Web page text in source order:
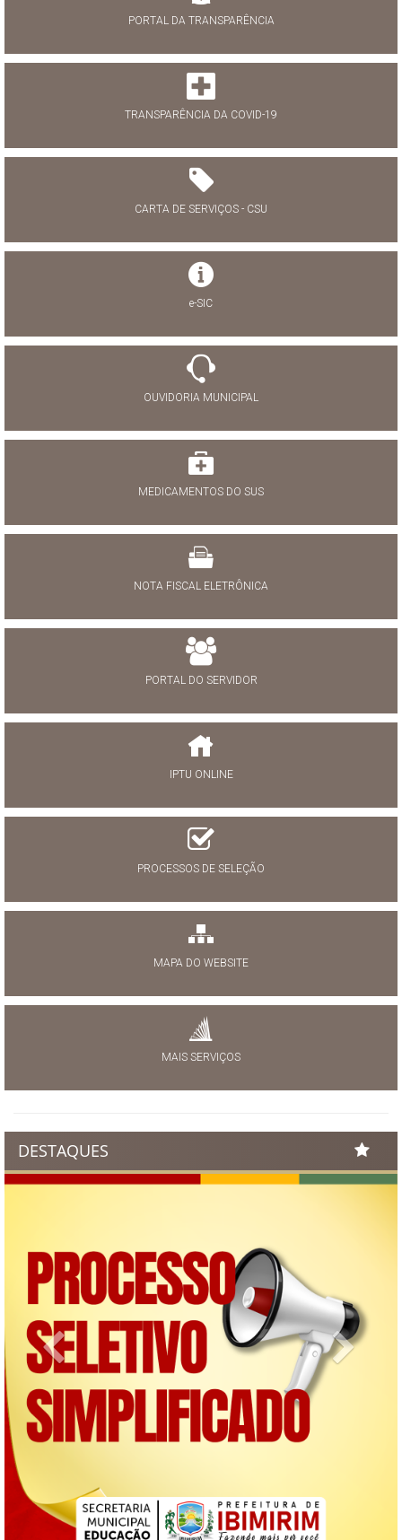
PORTAL DA TRANSPARÊNCIA
TRANSPARÊNCIA DA COVID-19
CARTA DE SERVIÇOS - CSU
e-SIC
OUVIDORIA MUNICIPAL
MEDICAMENTOS DO SUS
NOTA FISCAL ELETRÔNICA
PORTAL DO SERVIDOR
IPTU ONLINE
PROCESSOS DE SELEÇÃO
MAPA DO WEBSITE
MAIS SERVIÇOS
DESTAQUES
Previous Next